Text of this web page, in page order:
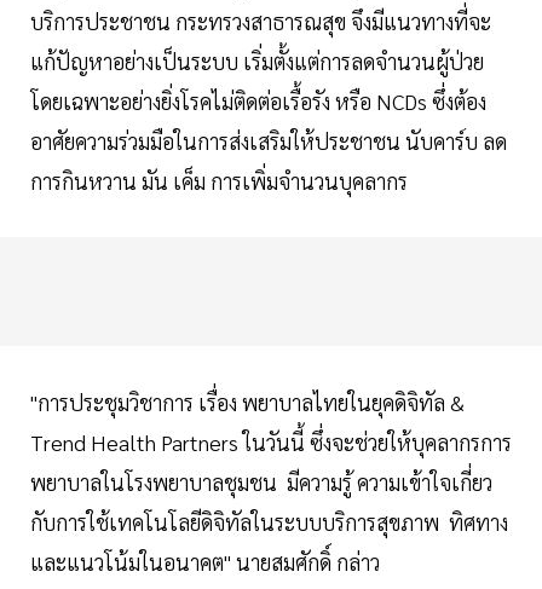
บริการประชาชน กระทรวงสาธารณสุข จึงมีแนวทางที่จะ
แก้ปัญหาอย่างเป็นระบบ เริ่มตั้งแต่การลดจำนวนผู้ป่วย
โดยเฉพาะอย่างยิ่งโรคไม่ติดต่อเรื้อรัง หรือ NCDs ซึ่งต้อง
อาศัยความร่วมมือในการส่งเสริมให้ประชาชน นับคาร์บ ลด
การกินหวาน มัน เค็ม การเพิ่มจำนวนบุคลากร
"การประชุมวิชาการ เรื่อง พยาบาลไทยในยุคดิจิทัล &
Trend Health Partners ในวันนี้ ซึ่งจะช่วยให้บุคลากรการ
พยาบาลในโรงพยาบาลชุมชน มีความรู้ ความเข้าใจเกี่ยว
กับการใช้เทคโนโลยีดิจิทัลในระบบบริการสุขภาพ ทิศทาง
และแนวโน้มในอนาคต" นายสมศักดิ์ กล่าว